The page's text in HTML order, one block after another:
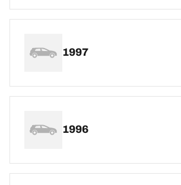
1997
1996